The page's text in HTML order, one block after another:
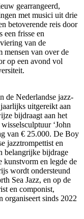
gearrangeerd,
met musici uit drie
betoverende reis door
een frisse en
van de
mensen van over de
op een avond vol
de Nederlandse jazz-
uitgereikt aan
bijdraagt aan het
‘John
van € 25.000. De Boy
jazztrompettist en
belangrijke bijdrage
kunstvorm en legde de
wordt ondersteund
Sea Jazz, en op de
en componist,
organiseert sinds 2022